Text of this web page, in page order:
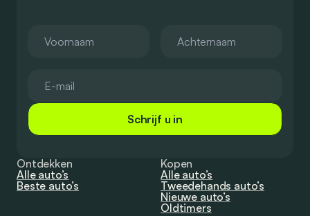
Schrijf u in
Ontdekken
Alle auto’s
Beste auto’s
Kopen
Alle auto’s
Tweedehands auto’s
Nieuwe auto’s
Oldtimers